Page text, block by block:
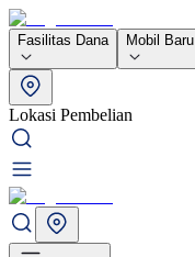
Fasilitas Dana Mobil Baru
Lokasi Pembelian